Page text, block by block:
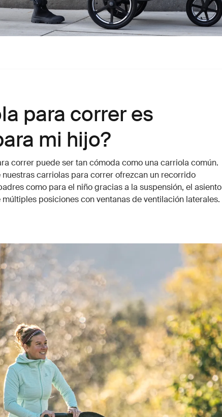
para correr es
mi hijo?
correr puede ser tan cómoda como una carriola común.
nuestras carriolas para correr ofrezcan un recorrido
como para el niño gracias a la suspensión, el asiento
posiciones con ventanas de ventilación laterales.